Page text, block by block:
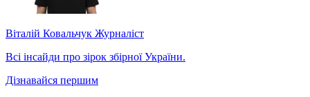
Віталій Ковальчук Журналіст
Всі інсайди про зірок збірної України.
Дізнавайся першим